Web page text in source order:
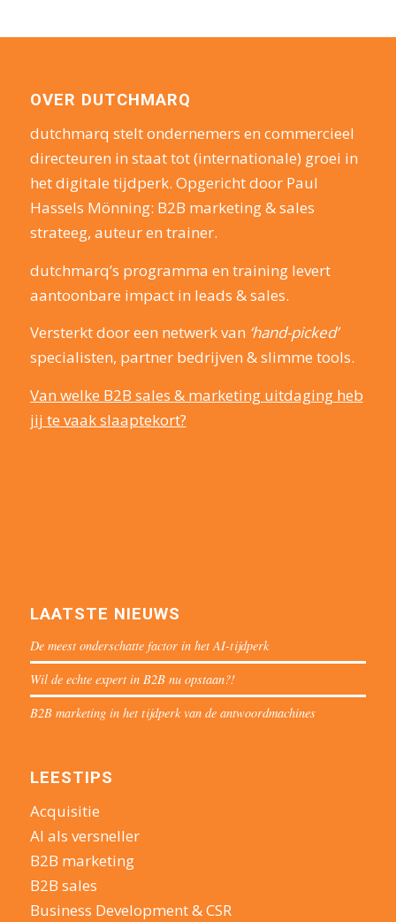
OVER DUTCHMARQ
dutchmarq stelt ondernemers en commercieel
directeuren in staat tot (internationale) groei in
het digitale tijdperk. Opgericht door Paul
Hassels Mönning: B2B marketing & sales
strateeg, auteur en trainer.
dutchmarq’s programma en training levert
aantoonbare impact in leads & sales.
Versterkt door een netwerk van ‘hand-picked’
specialisten, partner bedrijven & slimme tools.
Van welke B2B sales & marketing uitdaging heb
jij te vaak slaaptekort?
LAATSTE NIEUWS
De meest onderschatte factor in het AI-tijdperk
Wil de echte expert in B2B nu opstaan?!
B2B marketing in het tijdperk van de antwoordmachines
LEESTIPS
Acquisitie
AI als versneller
B2B marketing
B2B sales
Business Development & CSR